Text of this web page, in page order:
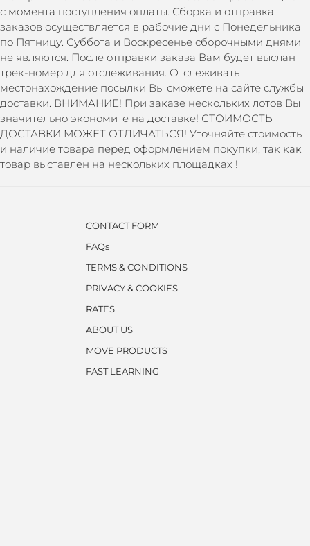
с момента поступления оплаты. Сборка и отправка
заказов осуществляется в рабочие дни с Понедельника
по Пятницу. Суббота и Воскресенье сборочными днями
не являются. После отправки заказа Вам будет выслан
трек-номер для отслеживания. Отслеживать
местонахождение посылки Вы сможете на сайте службы
доставки. ВНИМАНИЕ! При заказе нескольких лотов Вы
значительно экономите на доставке! СТОИМОСТЬ
ДОСТАВКИ МОЖЕТ ОТЛИЧАТЬСЯ! Уточняйте стоимость
и наличие товара перед оформлением покупки, так как
товар выставлен на нескольких площадках !
CONTACT FORM
FAQs
TERMS & CONDITIONS
PRIVACY & COOKIES
RATES
ABOUT US
MOVE PRODUCTS
FAST LEARNING